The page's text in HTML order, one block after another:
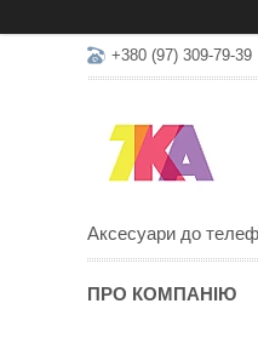
+380 (97) 309-79-39
Аксесуари до
ПРО КОМПАНІЮ